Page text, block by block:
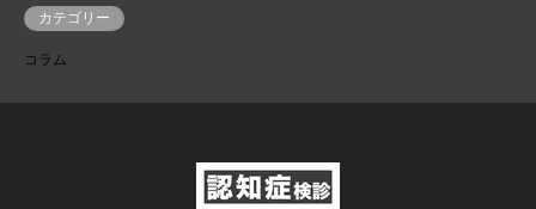
カテゴリー
コラム